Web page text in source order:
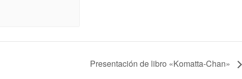
Presentación de libro «Komatta-Chan»